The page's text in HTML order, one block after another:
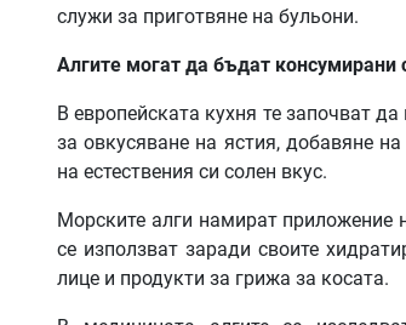
служи за приготвяне на бульони.
Алгите могат да бъдат
В европейската кухня те започват
за овкусяване на ястия, добавяне
на естествения си солен вкус.
Морските алги намират приложение
се използват заради своите
лице и продукти за грижа за косата.